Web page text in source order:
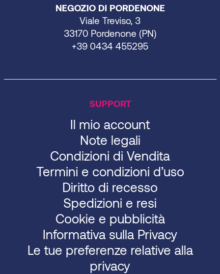
NEGOZIO DI PORDENONE
Viale Treviso, 3
33170 Pordenone (PN)
+39 0434 455295
SUPPORT
Il mio account
Note legali
Condizioni di Vendita
Termini e condizioni d’uso
Diritto di recesso
Spedizioni e resi
Cookie e pubblicità
Informativa sulla Privacy
Le tue preferenze relative alla
privacy